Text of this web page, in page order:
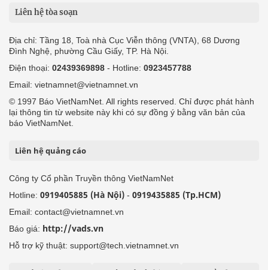
Liên hệ tòa soạn
Địa chỉ: Tầng 18, Toà nhà Cục Viễn thông (VNTA), 68 Dương
Đình Nghệ, phường Cầu Giấy, TP. Hà Nội.
Điện thoại: 02439369898 - Hotline: 0923457788
Email: vietnamnet@vietnamnet.vn
© 1997 Báo VietNamNet. All rights reserved. Chỉ được phát hành
lại thông tin từ website này khi có sự đồng ý bằng văn bản của
báo VietNamNet.
Liên hệ quảng cáo
Công ty Cổ phần Truyền thông VietNamNet
Hotline: 0919405885 (Hà Nội) - 0919435885 (Tp.HCM)
Email: contact@vietnamnet.vn
Báo giá: http://vads.vn
Hỗ trợ kỹ thuật: support@tech.vietnamnet.vn